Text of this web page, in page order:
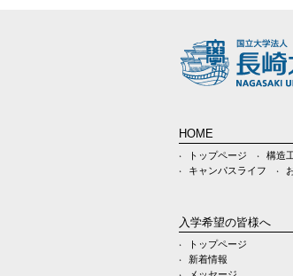
HOME
トップページ 構造
キャンパスライフ
入学希望の皆様へ
トップページ
新着情報